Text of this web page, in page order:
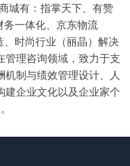
城有：指掌天下、有赞
务一体化、京东物流
时尚行业（丽晶）解决
管理咨询领域，致力于支
制与绩效管理设计、人
建企业文化以及企业家个